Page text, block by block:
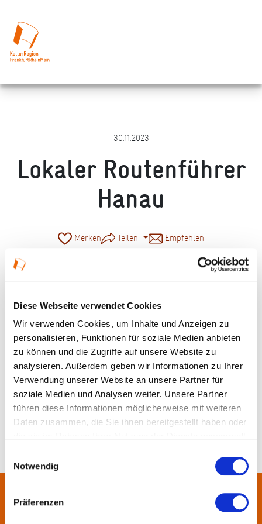
Diese Webseite verwendet Cookies
Wir verwenden Cookies, um Inhalte und Anzeigen zu
personalisieren, Funktionen für soziale Medien anbieten
zu können und die Zugriffe auf unsere Website zu
analysieren. Außerdem geben wir Informationen zu Ihrer
Verwendung unserer Website an unsere Partner für
soziale Medien und Analysen weiter. Unsere Partner
führen diese Informationen möglicherweise mit weiteren
Daten zusammen, die Sie ihnen bereitgestellt haben oder
Notwendig
Präferenzen
30.11.2023
Lokaler Routenführer
Hanau
Merken Teilen Empfehlen
Diese Seite befindet sich im Aufbau und
steht Ihnen in Kürze zur Verfügung
Über uns